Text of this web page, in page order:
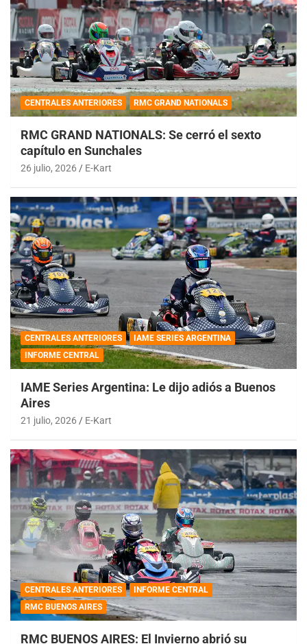
CENTRALES ANTERIORES RMC GRAND NATIONALS
RMC GRAND NATIONALS: Se cerró el sexto
capítulo en Sunchales
26 julio, 2026 E-Kart
CENTRALES ANTERIORES
IAME SERIES ARGENTINA
INFORME CENTRAL
IAME Series Argentina: Le dijo adiós a Buenos
Aires
21 julio, 2026 E-Kart
CENTRALES ANTERIORES
INFORME CENTRAL
RMC BUENOS AIRES
RMC BUENOS AIRES: El Invierno abrió su